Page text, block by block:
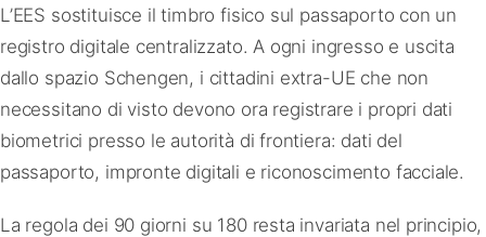
L’EES sostituisce il timbro fisico sul passaporto con un
registro digitale centralizzato. A ogni ingresso e uscita
dallo spazio Schengen, i cittadini extra-UE che non
necessitano di visto devono ora registrare i propri dati
biometrici presso le autorità di frontiera: dati del
passaporto, impronte digitali e riconoscimento facciale.
La regola dei 90 giorni su 180 resta invariata nel principio,